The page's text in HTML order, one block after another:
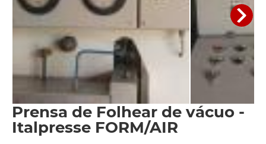
Prensa de Folhear de vácuo -
Italpresse FORM/AIR